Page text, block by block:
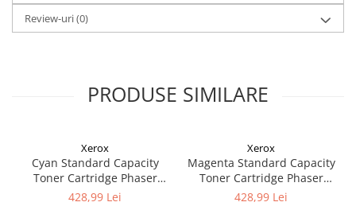
Review-uri(0)
PRODUSE SIMILARE
Xerox
Cyan Standard Capacity
Toner Cartridge Phaser
6510/WorkCentre 6515
428,99 Lei
Xerox
Magenta Standard Capacity
Toner Cartridge Phaser
6510/WorkCentre 6515
428,99 Lei